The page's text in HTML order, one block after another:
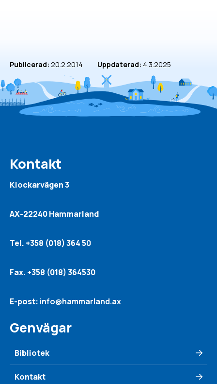
Publicerad: 20.2.2014 Uppdaterad: 4.3.2025
Kontakt
Klockarvägen 3
AX-22240 Hammarland
Tel. +358 (018) 364 50
Fax. +358 (018) 364530
E-post: info@hammarland.ax
Genvägar
Bibliotek
Kontakt